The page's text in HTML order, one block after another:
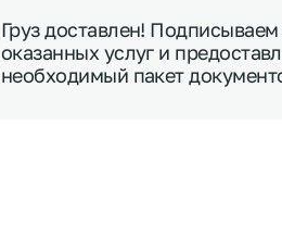
Груз доставлен! Подписываем
оказанных услуг и
необходимый пакет